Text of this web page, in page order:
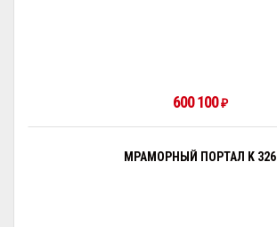
600 100 ₽
МРАМОРНЫЙ ПОРТАЛ K 326